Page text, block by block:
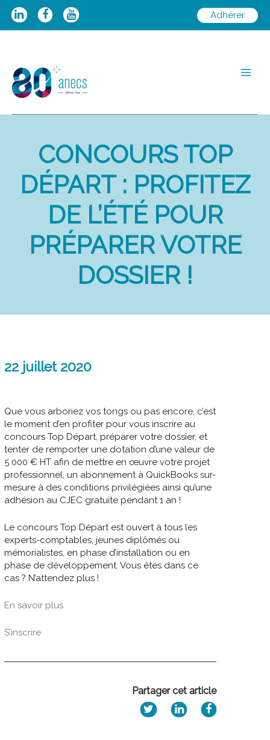
Aller
Adhérer
CONCOURS TOP
DÉPART : PROFITEZ
DE L’ÉTÉ POUR
PRÉPARER VOTRE
DOSSIER !
22 juillet 2020
Que vous arboriez vos tongs ou pas encore, c’est
le moment d’en profiter pour vous inscrire au
concours Top Départ, préparer votre dossier, et
tenter de remporter une dotation d’une valeur de
5 000 € HT afin de mettre en œuvre votre projet
professionnel, un abonnement à QuickBooks sur-
mesure à des conditions privilégiées ainsi qu’une
adhésion au CJEC gratuite pendant 1 an !
Le concours Top Départ est ouvert à tous les
experts-comptables, jeunes diplômés ou
mémorialistes, en phase d’installation ou en
phase de développement. Vous êtes dans ce
cas ? N’attendez plus !
En savoir plus
S’inscrire
Partager cet article